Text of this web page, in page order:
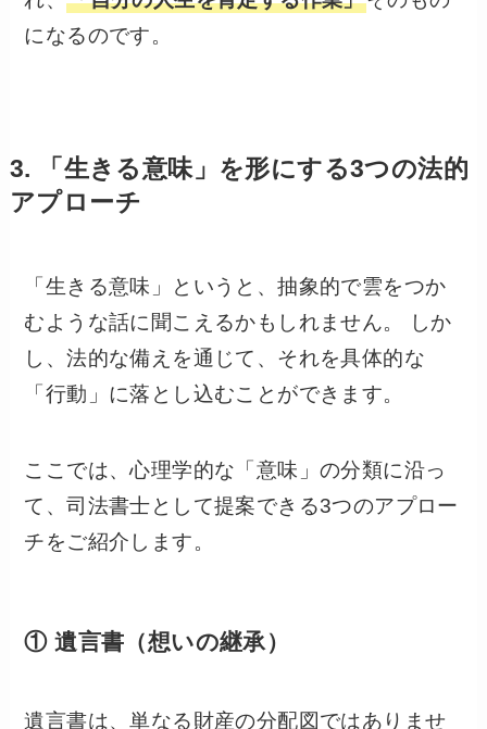
になるのです。
3. 「生きる意味」を形にする3つの法的
アプローチ
「生きる意味」というと、抽象的で雲をつか
むような話に聞こえるかもしれません。 しか
し、法的な備えを通じて、それを具体的な
「行動」に落とし込むことができます。
ここでは、心理学的な「意味」の分類に沿っ
て、司法書士として提案できる3つのアプロー
チをご紹介します。
① 遺言書（想いの継承）
遺言書は、単なる財産の分配図ではありませ